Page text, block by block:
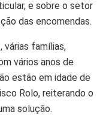
e sobre o setor
das encomendas.
várias famílias,
vários anos de
estão em idade de
Rolo, reiterando o
solução.